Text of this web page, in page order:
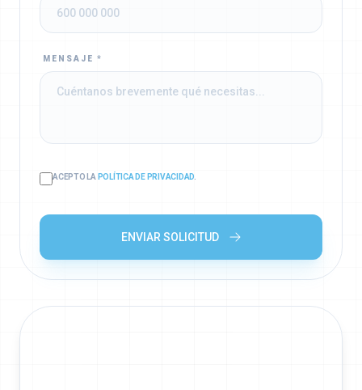
MENSAJE *
ACEPTO LA POLÍTICA DE PRIVACIDAD
ENVIAR SOLICITUD